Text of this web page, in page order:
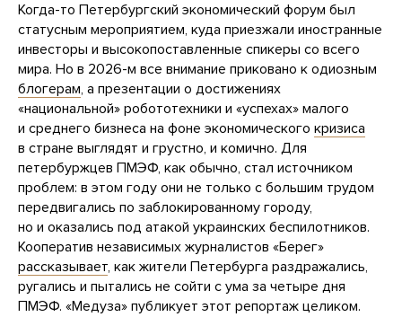
Когда-то Петербургский экономический форум был
статусным мероприятием, куда приезжали иностранные
инвесторы и высокопоставленные спикеры со всего
мира. Но в 2026-м все внимание приковано к одиозным
блогерам, а презентации о достижениях
«национальной» робототехники и «успехах» малого
и среднего бизнеса на фоне экономического кризиса
в стране выглядят и грустно, и комично. Для
петербуржцев ПМЭФ, как обычно, стал источником
проблем: в этом году они не только с большим трудом
передвигались по заблокированному городу,
но и оказались под атакой украинских беспилотников.
Кооператив независимых журналистов «Берег»
рассказывает, как жители Петербурга раздражались,
ругались и пытались не сойти с ума за четыре дня
ПМЭФ. «Медуза» публикует этот репортаж целиком.